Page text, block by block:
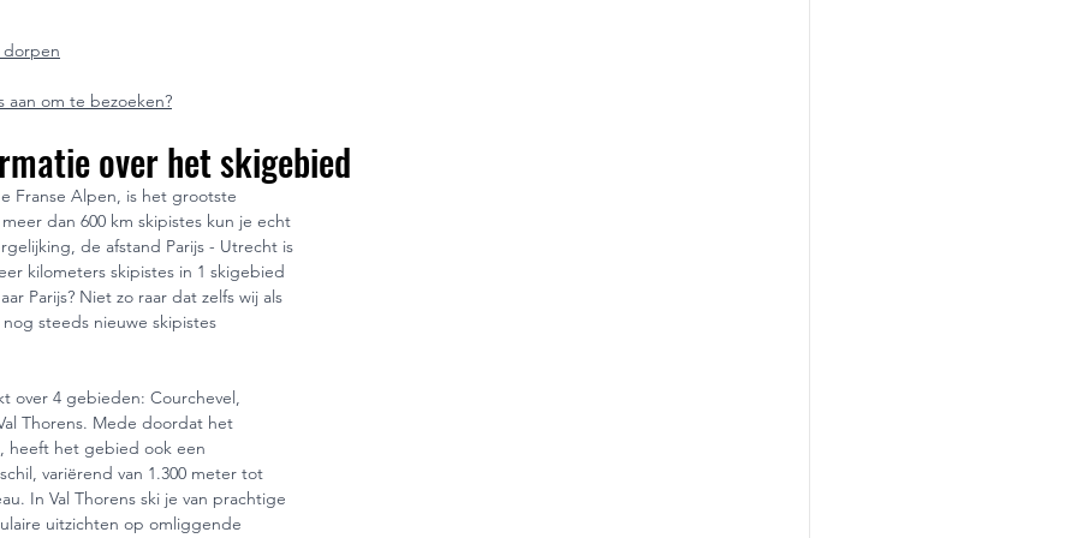
aan om te bezoeken?
over het skigebied
Franse Alpen, is het grootste
dan 600 km skipistes kun je echt
de afstand Parijs - Utrecht is
kilometers skipistes in 1 skigebied
Parijs? Niet zo raar dat zelfs wij als
steeds nieuwe skipistes
over 4 gebieden: Courchevel,
Thorens. Mede doordat het
heeft het gebied ook een
variërend van 1.300 meter tot
In Val Thorens ski je van prachtige
uitzichten op omliggende